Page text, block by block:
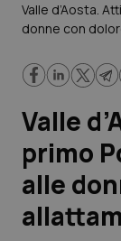
Governo e
Regioni e Asl
Lavoro e
Scienza e
Studi e
Valle d’Aosta.
donne con
Valle
primo
alle